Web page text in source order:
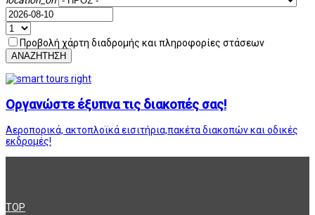
Προβολή χάρτη διαδρομής και πληροφορίες στάσεων
ΑΝΑΖΗΤΗΣΗ
Οργανώστε έξυπνα τις διακοπές σας!
Αεροπορικά, ακτοπλοϊκά εισιτήρια,πακέτα διακοπών και οδικές
εκδρομές!
TOP